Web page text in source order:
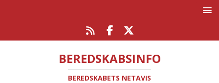
BEREDSKABSINFO
BEREDSKABETS NETAVIS